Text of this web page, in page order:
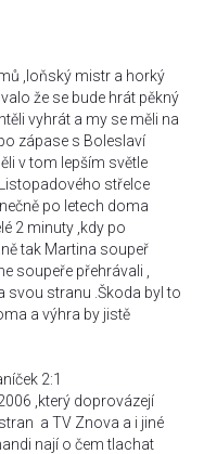
,loňský mistr a horký
že se bude hrát pěkný
vyhrát a my se měli na
zápase s Boleslaví
v tom lepším světle
střelce
po letech doma
2 minuty ,kdy po
tak Martina soupeř
soupeře přehrávali ,
svou stranu .Škoda byl to
a výhra by jistě
2:1
,který doprovázejí
a TV Znova a i jiné
nají o čem tlachat